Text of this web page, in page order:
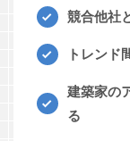
競合他社
トレンド
建築家の
る